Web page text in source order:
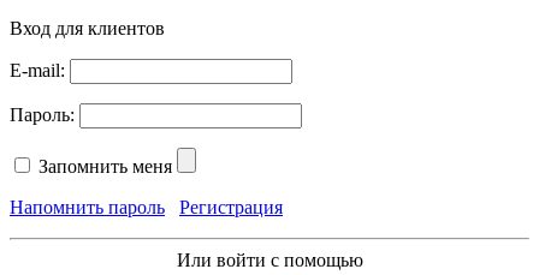
Вход для клиентов
E-mail:
Пароль:
Запомнить меня
Напомнить пароль
Регистрация
Или войти с помощью